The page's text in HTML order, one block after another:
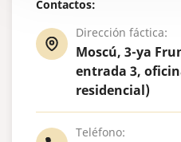
Contactos:
Dirección fáctica:
Moscú, 3-ya
entrada 3,
residencial)
Teléfono: